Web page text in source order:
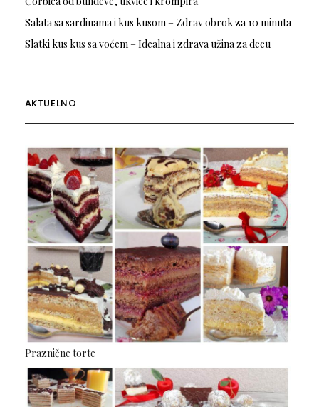
Salata sa sardinama i kus kusom – Zdrav obrok za 10 minuta
Slatki kus kus sa voćem – Idealna i zdrava užina za decu
AKTUELNO
Praznične torte